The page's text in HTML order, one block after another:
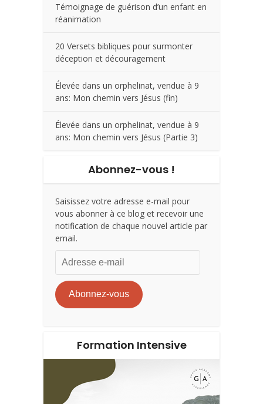
Témoignage de guérison d’un enfant en
réanimation
20 Versets bibliques pour surmonter
déception et découragement
Élevée dans un orphelinat, vendue à 9
ans: Mon chemin vers Jésus (fin)
Élevée dans un orphelinat, vendue à 9
ans: Mon chemin vers Jésus (Partie 3)
Abonnez-vous !
Saisissez votre adresse e-mail pour
vous abonner à ce blog et recevoir une
notification de chaque nouvel article par
email.
Adresse
e-
mail
Abonnez-vous
Formation Intensive